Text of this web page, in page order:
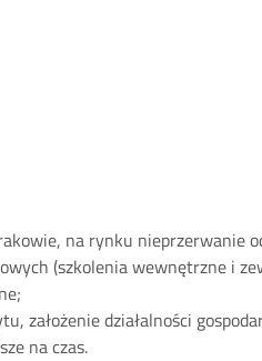
na rynku nieprzerwanie
(szkolenia wewnętrzne i
założenie działalności
na czas.